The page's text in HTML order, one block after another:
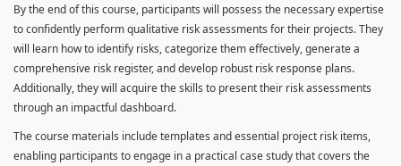
By the end of this course, participants will possess the necessary expertise
to confidently perform qualitative risk assessments for their projects. They
will learn how to identify risks, categorize them effectively, generate a
comprehensive risk register, and develop robust risk response plans.
Additionally, they will acquire the skills to present their risk assessments
through an impactful dashboard.
The course materials include templates and essential project risk items,
enabling participants to engage in a practical case study that covers the